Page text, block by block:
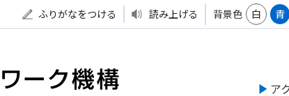
ふりがなをつける 読み上げる 背景色 白 青
ア